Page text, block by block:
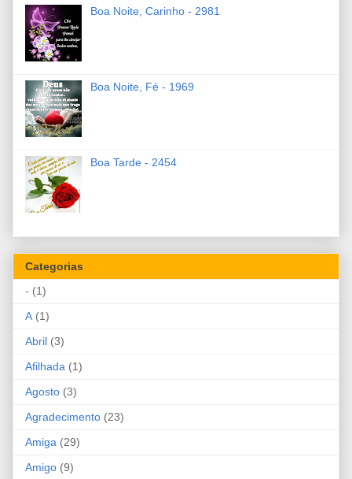
Boa Noite, Carinho - 2981
Boa Noite, Fé - 1969
Boa Tarde - 2454
Categorias
- (1)
A (1)
Abril (3)
Afilhada (1)
Agosto (3)
Agradecimento (23)
Amiga (29)
Amigo (9)